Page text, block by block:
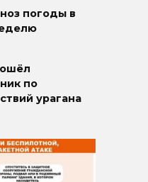
погоды в
по
урагана